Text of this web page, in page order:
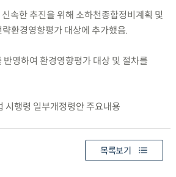
속한 추진을 위해 소하천종합정비계획 및
환경영향평가 대상에 추가했음.
영하여 환경영향평가 대상 및 절차를
시행령 일부개정령안 주요내용
목록보기